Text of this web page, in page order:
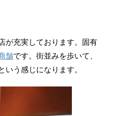
が充実しております。固有
舗です。街並みを歩いて、
う感じになります。